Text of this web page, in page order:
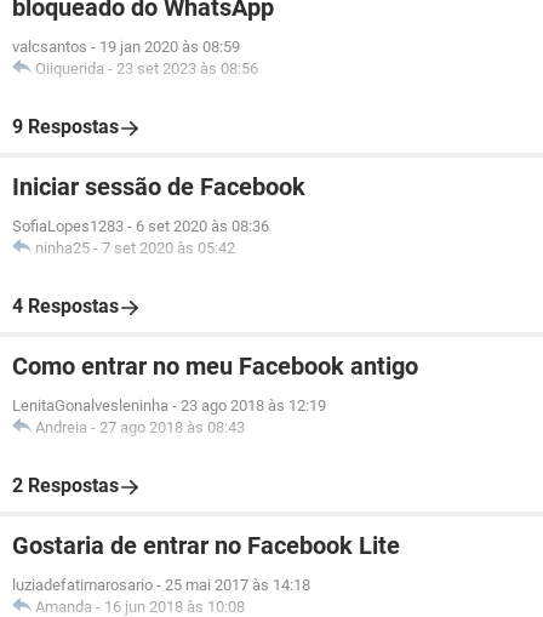
bloqueado do WhatsApp
valcsantos - 19 jan 2020 às 08:59
Oiiquerida - 23 set 2023 às 08:56
9 Respostas
Iniciar sessão de Facebook
SofiaLopes1283 - 6 set 2020 às 08:36
ninha25 - 7 set 2020 às 05:42
4 Respostas
Como entrar no meu Facebook antigo
LenitaGonalvesleninha - 23 ago 2018 às 12:19
Andreia - 27 ago 2018 às 08:43
2 Respostas
Gostaria de entrar no Facebook Lite
luziadefatimarosario - 25 mai 2017 às 14:18
Amanda - 16 jun 2018 às 10:08